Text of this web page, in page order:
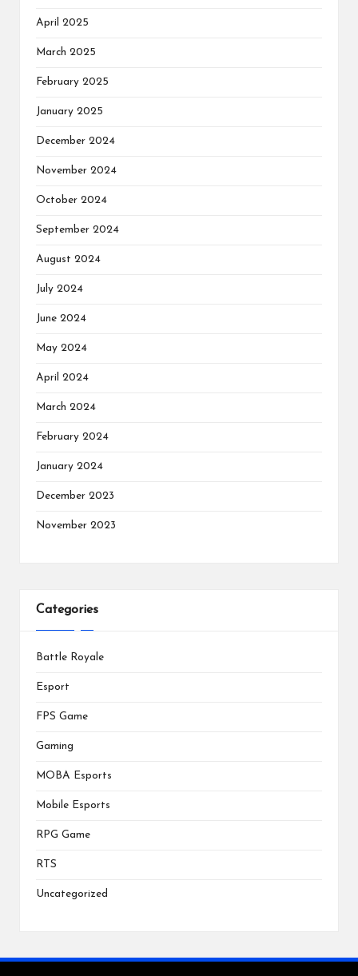
April 2025
March 2025
February 2025
January 2025
December 2024
November 2024
October 2024
September 2024
August 2024
July 2024
June 2024
May 2024
April 2024
March 2024
February 2024
January 2024
December 2023
November 2023
Categories
Battle Royale
Esport
FPS Game
Gaming
MOBA Esports
Mobile Esports
RPG Game
RTS
Uncategorized